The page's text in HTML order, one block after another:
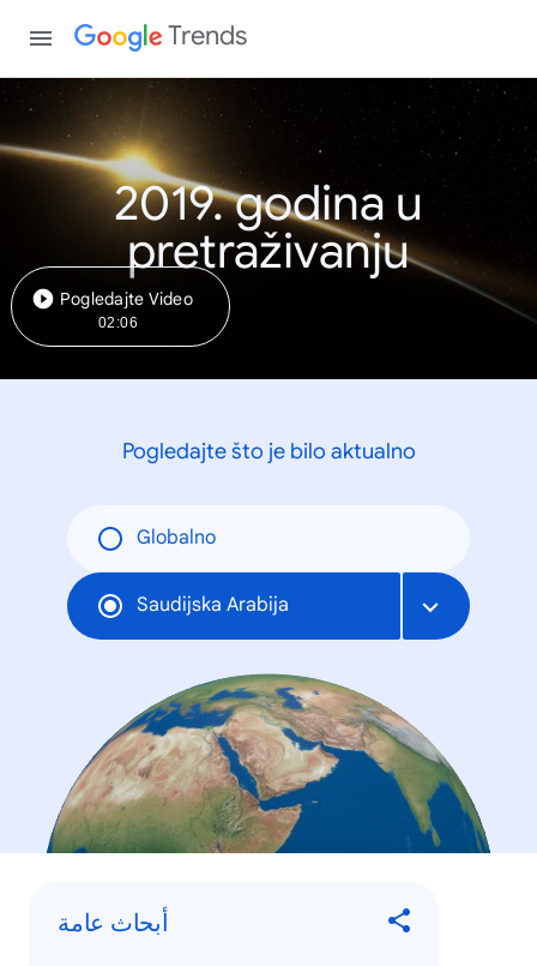
Trends
2019. godina u
pretraživanju
Pogledajte Video
02:06
Pogledajte što je bilo aktualno
Globalno
Saudijska Arabija
أبحاث عامة